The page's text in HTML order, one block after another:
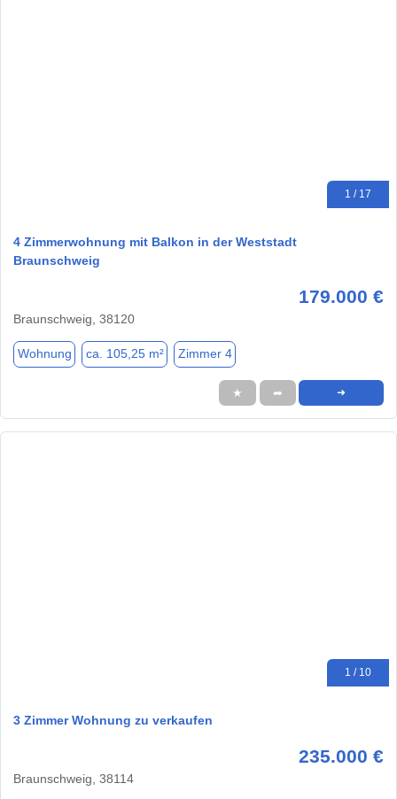
1 / 17
4 Zimmerwohnung mit Balkon in der Weststadt
Braunschweig
179.000 €
Braunschweig, 38120
Wohnung ca. 105,25 m² Zimmer 4
★ ➦ ➜
1 / 10
3 Zimmer Wohnung zu verkaufen
235.000 €
Braunschweig, 38114